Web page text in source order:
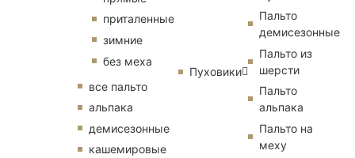
приталенные
зимние
без меха
все пальто
альпака
демисезонные
кашемировые
Пуховики
Пальто
демисезонные
Пальто из
шерсти
Пальто
альпака
Пальто на
меху